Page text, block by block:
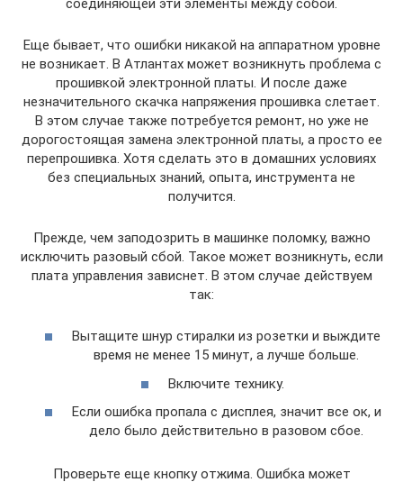
Еще бывает, что ошибки никакой на аппаратном уровне
не возникает. В Атлантах может возникнуть проблема с
прошивкой электронной платы. И после даже
незначительного скачка напряжения прошивка слетает.
В этом случае также потребуется ремонт, но уже не
дорогостоящая замена электронной платы, а просто ее
перепрошивка. Хотя сделать это в домашних условиях
без специальных знаний, опыта, инструмента не
получится.
Прежде, чем заподозрить в машинке поломку, важно
исключить разовый сбой. Такое может возникнуть, если
плата управления зависнет. В этом случае действуем
так:
Вытащите шнур стиралки из розетки и выждите
время не менее 15 минут, а лучше больше.
Включите технику.
Если ошибка пропала с дисплея, значит все ок, и
дело было действительно в разовом сбое.
Проверьте еще кнопку отжима. Ошибка может